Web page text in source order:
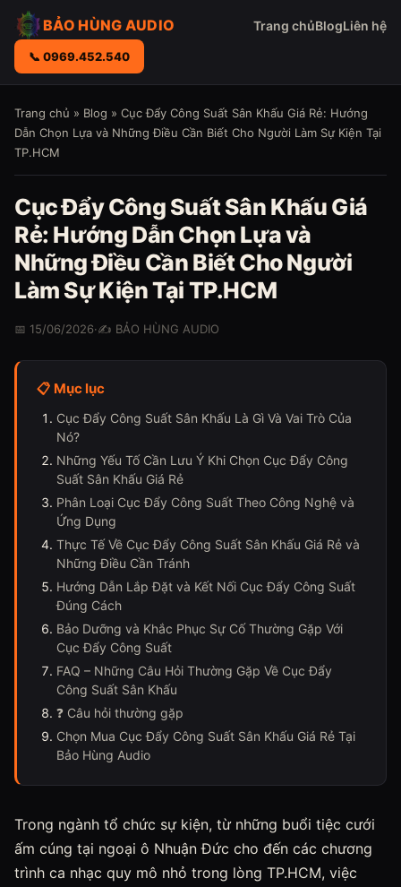
BẢO HÙNG AUDIO Trang chủBlogLiên hệ
📞 0969.452.540
Trang chủ » Blog » Cục Đẩy Công Suất Sân Khấu Giá Rẻ: Hướng
Dẫn Chọn Lựa và Những Điều Cần Biết Cho Người Làm Sự Kiện Tại
TP.HCM
Cục Đẩy Công Suất Sân Khấu Giá
Rẻ: Hướng Dẫn Chọn Lựa và
Những Điều Cần Biết Cho Người
Làm Sự Kiện Tại TP.HCM
📅 15/06/2026·✍️ BẢO HÙNG AUDIO
📋 Mục lục
Cục Đẩy Công Suất Sân Khấu Là Gì Và Vai Trò Của
Nó?
Những Yếu Tố Cần Lưu Ý Khi Chọn Cục Đẩy Công
Suất Sân Khấu Giá Rẻ
Phân Loại Cục Đẩy Công Suất Theo Công Nghệ và
Ứng Dụng
Thực Tế Về Cục Đẩy Công Suất Sân Khấu Giá Rẻ và
Những Điều Cần Tránh
Hướng Dẫn Lắp Đặt và Kết Nối Cục Đẩy Công Suất
Đúng Cách
Bảo Dưỡng và Khắc Phục Sự Cố Thường Gặp Với
Cục Đẩy Công Suất
FAQ – Những Câu Hỏi Thường Gặp Về Cục Đẩy
Công Suất Sân Khấu
❓ Câu hỏi thường gặp
Chọn Mua Cục Đẩy Công Suất Sân Khấu Giá Rẻ Tại
Bảo Hùng Audio
Trong ngành tổ chức sự kiện, từ những buổi tiệc cưới
ấm cúng tại ngoại ô Nhuận Đức cho đến các chương
trình ca nhạc quy mô nhỏ trong lòng TP.HCM, việc